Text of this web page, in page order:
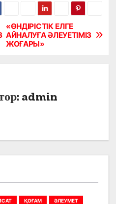
«ӨНДІРІСТІК ЕЛГЕ
АЙНАЛУҒА ӘЛЕУЕТІМІЗ
ЖОҒАРЫ»
admin
ҚОҒАМ ӘЛЕУМЕТ